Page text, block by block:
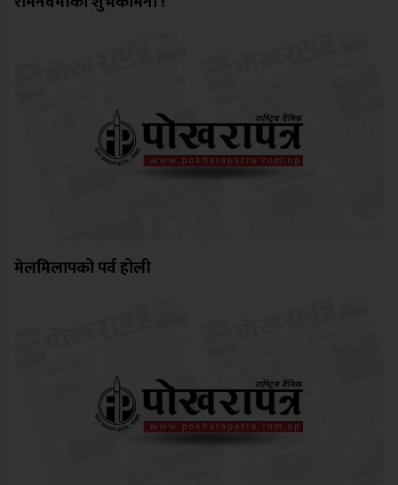
मेलमिलापको पर्व होली